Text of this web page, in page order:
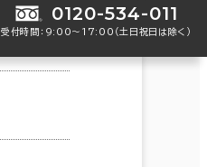
0120-534-011
受付時間：9:00〜17:00（土日祝日は除く）